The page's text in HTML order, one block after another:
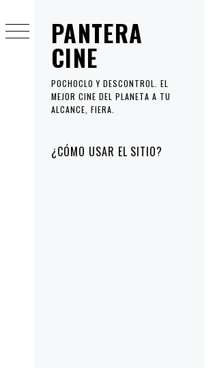
PANTERA
CINE
POCHOCLO Y DESCONTROL. EL
MEJOR CINE DEL PLANETA A TU
ALCANCE, FIERA.
principal
¿CÓMO USAR EL SITIO?
al
contenido